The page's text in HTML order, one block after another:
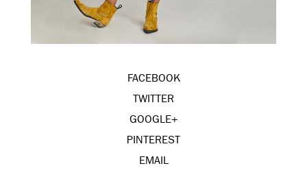
FACEBOOK
TWITTER
GOOGLE+
PINTEREST
EMAIL